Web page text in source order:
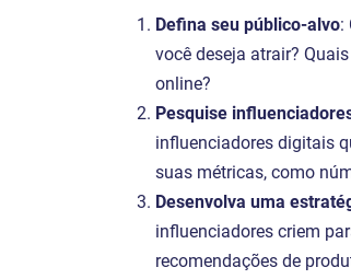
Defina seu público-alvo:
você deseja atrair?
online?
Pesquise
influenciadores digitais
suas métricas, como
Desenvolva uma
influenciadores criem
recomendações de